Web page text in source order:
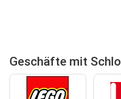
Geschäfte mit